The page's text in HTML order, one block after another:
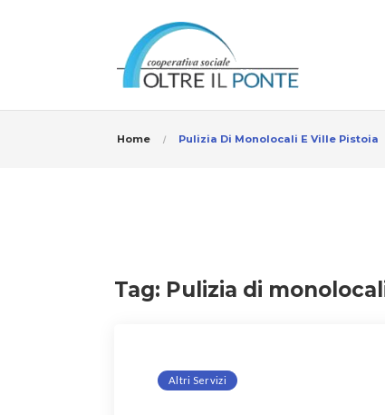
Home Pulizia Di Monolocali E Ville Pistoia
Tag: Pulizia di
Altri Servizi